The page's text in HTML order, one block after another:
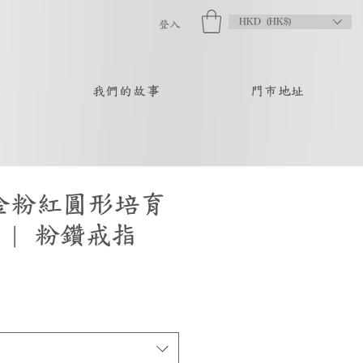
登入 HKD (HK$)
我們的故事 門市地址
粉紅圓形培育
| 粉鑽戒指